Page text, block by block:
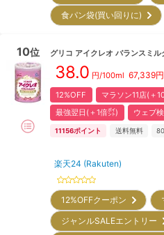
食パン袋(買い回りに)
10位 グリコ アイクレオ バランスミ
38.0 円/100ml 67,339円
12%OFF マラソン11店(＋
最強翌日(＋1倍㌽)
ウェブ
11156ポイント 送料無料
楽天24 (Rakuten)
12%OFFクーポン
ジャンルSALEエントリー